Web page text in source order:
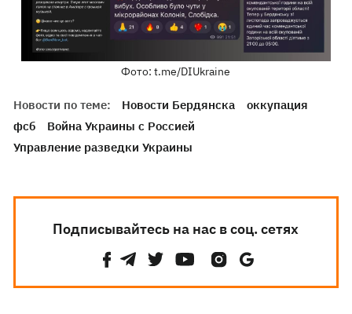
Фото: t.me/DIUkraine
Новости по теме: Новости Бердянска
оккупация
фсб
Война Украины с Россией
Управление разведки Украины
Подписывайтесь на нас в соц. сетях